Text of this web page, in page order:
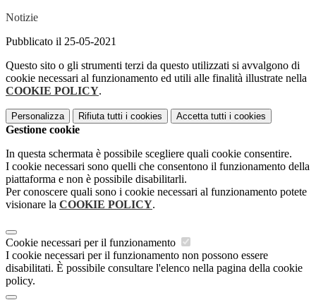
Notizie
Pubblicato il 25-05-2021
Questo sito o gli strumenti terzi da questo utilizzati si avvalgono di
cookie necessari al funzionamento ed utili alle finalità illustrate nella
COOKIE POLICY.
Personalizza Rifiuta tutti i cookies Accetta tutti i cookies
Gestione cookie
In questa schermata è possibile scegliere quali cookie consentire.
I cookie necessari sono quelli che consentono il funzionamento della
piattaforma e non è possibile disabilitarli.
Per conoscere quali sono i cookie necessari al funzionamento potete
visionare la COOKIE POLICY.
Cookie necessari per il funzionamento
I cookie necessari per il funzionamento non possono essere
disabilitati. È possibile consultare l'elenco nella pagina della cookie
policy.